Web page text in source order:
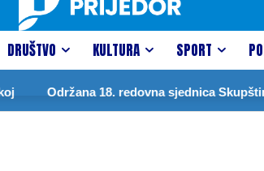
DRUŠTVO KULTURA SPORT
Održana 18. redovna sjednica Skupštine